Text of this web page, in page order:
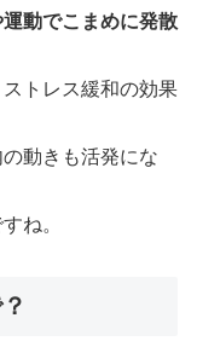
運動でこまめに発散
ストレス緩和の効果
動きも活発にな
ね。